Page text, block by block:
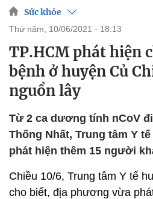
Sức khỏe
thứ năm, 10/06/2021 - 18:13
TP.HCM phát hiện
bệnh ở huyện Củ
nguồn lây
Từ 2 ca dương tính nCoV
Thống Nhất, Trung tâm Y
phát hiện thêm 15 người
Chiều 10/6, Trung tâm Y tế
cho biết, địa phương vừa